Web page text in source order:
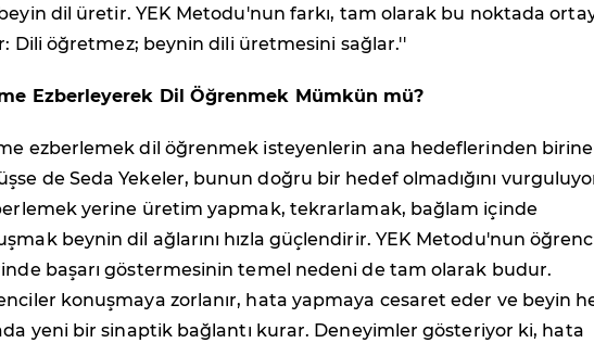
dil üretir. YEK Metodu'nun farkı, tam olarak bu noktada
Dili öğretmez; beynin dili üretmesini sağlar.''
Ezberleyerek Dil Öğrenmek Mümkün mü?
ezberlemek dil öğrenmek isteyenlerin ana hedeflerinden birine
de Seda Yekeler, bunun doğru bir hedef olmadığını
yerine üretim yapmak, tekrarlamak, bağlam içinde
beynin dil ağlarını hızla güçlendirir. YEK Metodu'nun
başarı göstermesinin temel nedeni de tam olarak budur.
konuşmaya zorlanır, hata yapmaya cesaret eder ve beyin
yeni bir sinaptik bağlantı kurar. Deneyimler gösteriyor ki, hata